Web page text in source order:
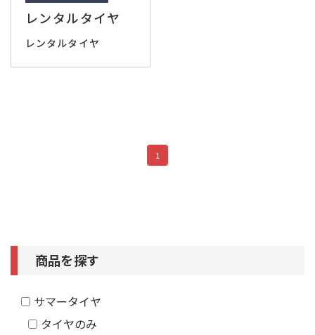
商品を探す
サマータイヤ
タイヤのみ
レンタルタイヤ
レンタルタイヤ
1